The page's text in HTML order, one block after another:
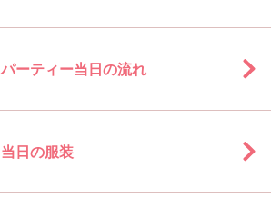
パーティー当日の流れ
当日の服装